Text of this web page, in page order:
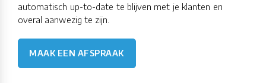
automatisch up-to-date te blijven met je klanten en
overal aanwezig te zijn.
MAAK EEN AFSPRAAK